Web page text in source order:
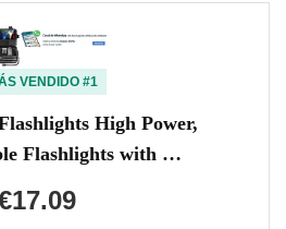
VENDIDO #1
High Power,
Flashlights with …